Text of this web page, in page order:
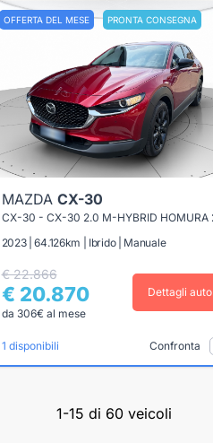
OFFERTA DEL MESE PRONTA CONSEGNA
MAZDA CX-30
2023 | 64.126km | Ibrido | Manuale
€ 22.866
€ 20.870
da 306€ al mese
Dettagli auto
1 disponibili Confronta
1-15 di 60 veicoli